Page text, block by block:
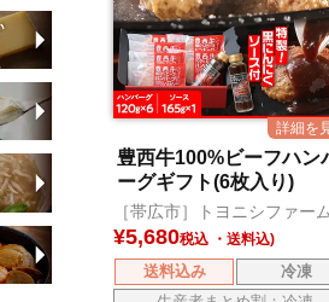
豊西牛100%ビーフハン
ーグギフト(6枚入り)
［帯広市］トヨニシファー
¥5,680税込
送料込み
冷凍